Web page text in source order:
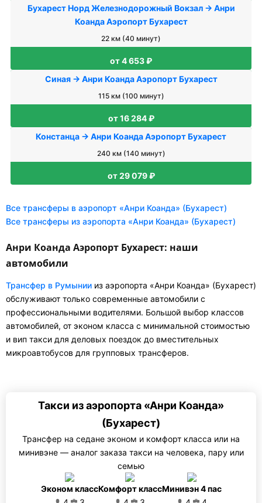
Бухарест Норд Железнодорожный Вокзал → Анри
Коанда Аэропорт Бухарест
22 км (40 минут)
от 4 653 ₽
Синая → Анри Коанда Аэропорт Бухарест
115 км (100 минут)
от 16 284 ₽
Констанца → Анри Коанда Аэропорт Бухарест
240 км (140 минут)
от 29 079 ₽
Все трансферы в аэропорт «Анри Коанда» (Бухарест)
Все трансферы из аэропорта «Анри Коанда» (Бухарест)
Анри Коанда Аэропорт Бухарест: наши
автомобили
Трансфер в Румынии из аэропорта «Анри Коанда» (Бухарест)
обслуживают только современные автомобили с
профессиональными водителями. Большой выбор классов
автомобилей, от эконом класса с минимальной стоимостью
и вип такси для деловых поездок до вместительных
микроавтобусов для групповых трансферов.
Такси из аэропорта «Анри Коанда»
(Бухарест)
Трансфер на седане эконом и комфорт класса или на
минивэне — аналог заказа такси на человека, пару или
семью
Эконом классКомфорт классМинивэн 4 пас